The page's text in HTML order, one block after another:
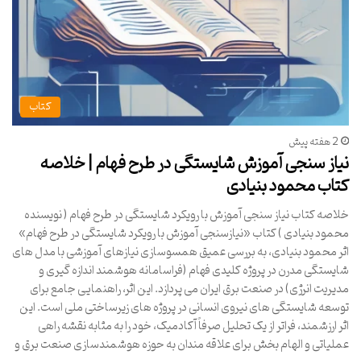
کتاب
2 هفته پیش
نیاز سنجی آموزش شایستگی در طرح فهام | خلاصه
کتاب محمود بنیادی
خلاصه کتاب نیاز سنجی آموزش با رویکرد شایستگی در طرح فهام ( نویسنده
محمود بنیادی ) کتاب «نیازسنجی آموزش با رویکرد شایستگی در طرح فهام»
اثر محمود بنیادی، به بررسی عمیق همسوسازی نیازهای آموزشی با مدل های
شایستگی مدرن در پروژه کلیدی فهام (فراسامانه هوشمند اندازه گیری و
مدیریت انرژی) در صنعت برق ایران می پردازد. این اثر، راهنمایی جامع برای
توسعه شایستگی های نیروی انسانی در پروژه های زیرساختی ملی است. این
اثر ارزشمند، فراتر از یک تحلیل صرفاً آکادمیک، خود را به مثابه نقشه راهی
عملیاتی و الهام بخش برای علاقه مندان به حوزه هوشمندسازی صنعت برق و